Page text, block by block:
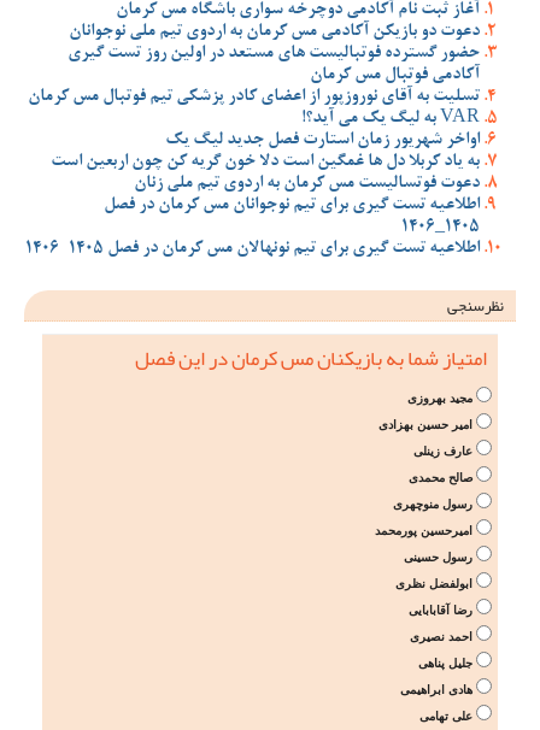
آغاز ثبت نام آکادمی دوچرخه سواری باشگاه مس کرمان
دعوت دو بازیکن آکادمی مس کرمان به اردوی تیم ملی نوجوانان
حضور گسترده فوتبالیست های مستعد در اولین روز تست گیری
آکادمی فوتبال مس کرمان
تسلیت به آقای نوروزپور از اعضای کادر پزشکی تیم فوتبال مس کرمان
VAR به لیگ یک می آید؟!
اواخر شهریور زمان استارت فصل جدید لیگ یک
به یاد کربلا دل ها غمگین است دلا خون گریه کن چون اربعین است
دعوت فوتسالیست مس کرمان به اردوی تیم ملی زنان
اطلاعیه تست گیری برای تیم نوجوانان مس کرمان در فصل
1405_1406
اطلاعیه تست گیری برای تیم نونهالان مس کرمان در فصل 1405-1406
نظرسنجی
امتیاز شما به بازیکنان مس کرمان در این فصل
مجید بهروزی
امیر حسین بهزادی
عارف زینلی
صالح محمدی
رسول منوچهری
امیرحسین پورمحمد
رسول حسینی
ابولفضل نظری
رضا آقابابایی
احمد نصیری
جلیل پناهی
هادی ابراهیمی
علی تهامی